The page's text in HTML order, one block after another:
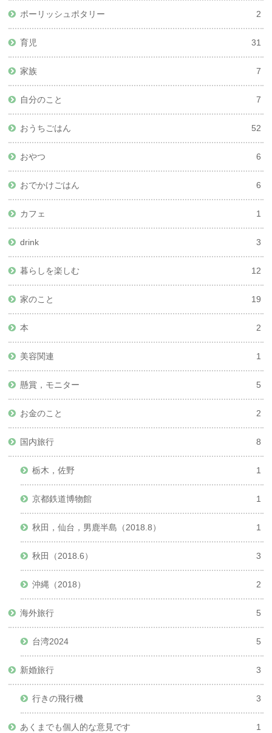
ポーリッシュポタリー 2
育児 31
家族 7
自分のこと 7
おうちごはん 52
おやつ 6
おでかけごはん 6
カフェ 1
drink 3
暮らしを楽しむ 12
家のこと 19
本 2
美容関連 1
懸賞，モニター 5
お金のこと 2
国内旅行 8
栃木，佐野 1
京都鉄道博物館 1
秋田，仙台，男鹿半島（2018.8） 1
秋田（2018.6） 3
沖縄（2018） 2
海外旅行 5
台湾2024 5
新婚旅行 3
行きの飛行機 3
あくまでも個人的な意見です 1